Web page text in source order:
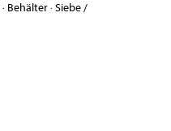
· Behälter·Siebe /